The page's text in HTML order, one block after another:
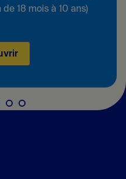
18 mois à 10 ans)